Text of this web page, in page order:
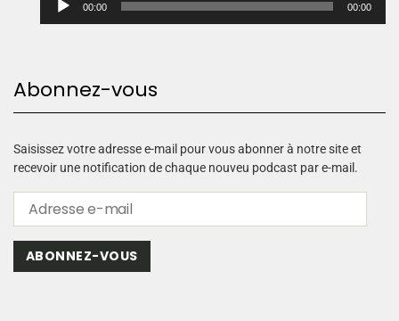
u
u
d
o
00:00 00:00
Abonnez-vous
Saisissez votre adresse e-mail pour vous abonner à notre site et
recevoir une notification de chaque nouveu podcast par e-mail.
ABONNEZ-VOUS